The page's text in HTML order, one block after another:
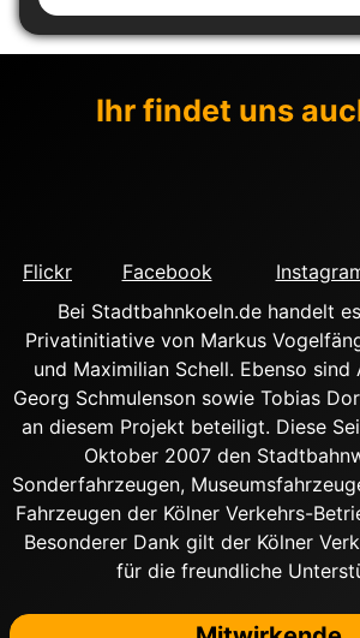
Ihr findet uns
Flickr Facebook
Bei Stadtbahnkoeln.de handelt
Privatinitiative von Markus
und Maximilian Schell. Ebenso sind
Georg Schmulenson sowie Tobias
an diesem Projekt beteiligt. Diese
Oktober 2007 den
Sonderfahrzeugen,
Fahrzeugen der Kölner Verkehrs-
Besonderer Dank gilt der Kölner
für die freundliche